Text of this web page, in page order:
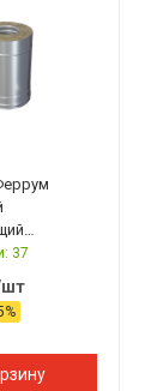
ф150/210
#
37
%